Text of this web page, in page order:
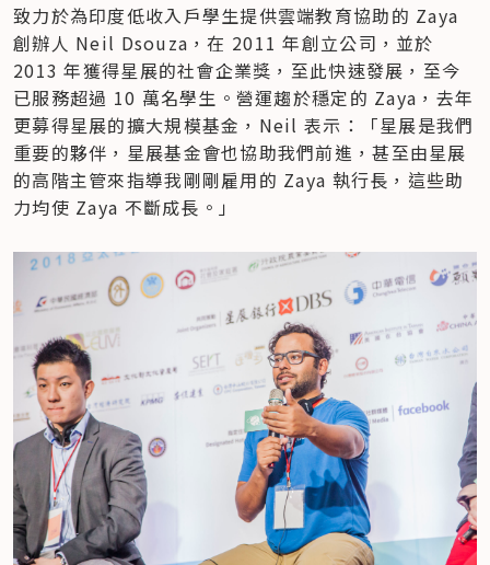
致力於為印度低收入戶學生提供雲端教育協助的 Zaya
創辦人 Neil Dsouza，在 2011 年創立公司，並於
2013 年獲得星展的社會企業獎，至此快速發展，至今
已服務超過 10 萬名學生。營運趨於穩定的 Zaya，去年
更募得星展的擴大規模基金，Neil 表示：「星展是我們
重要的夥伴，星展基金會也協助我們前進，甚至由星展
的高階主管來指導我剛剛雇用的 Zaya 執行長，這些助
力均使 Zaya 不斷成長。」